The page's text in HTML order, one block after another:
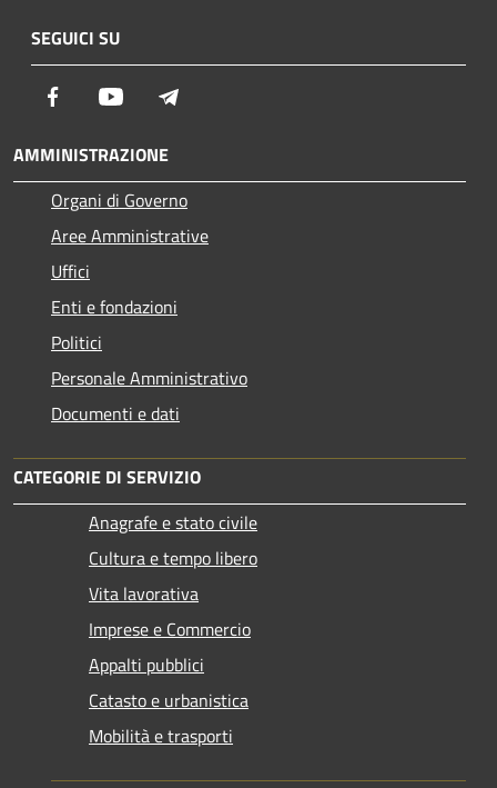
SEGUICI SU
Facebook Youtube
AMMINISTRAZIONE
Organi di Governo
Aree Amministrative
Uffici
Enti e fondazioni
Politici
Personale Amministrativo
Documenti e dati
CATEGORIE DI SERVIZIO
Anagrafe e stato civile
Cultura e tempo libero
Vita lavorativa
Imprese e Commercio
Appalti pubblici
Catasto e urbanistica
Mobilità e trasporti